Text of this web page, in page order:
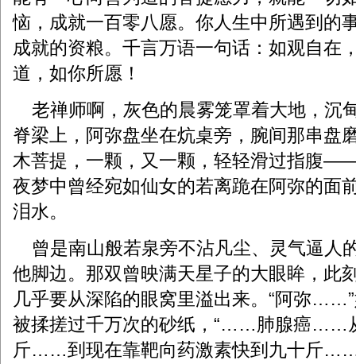
恼，成就一百零八愿。你人生中所遇到的
成就的资粮。千言万语一句话：如观自在
道，如你所愿！
老禅师啊，灰色的晨雾笼罩着大地，沉
脊梁上，阿弥盘坐在炕桌旁，腕间那串盘
木菩提，一颗，又一颗，轻轻滑过指腹
夜梦中曾经宛如仙女的若离跪在阿弥的面
泪水。
曾是南山般若泉旁不沾凡尘、灵气逼人
他脚边。那双曾映满天星子的大眼眸，此
几乎要从深陷的眼窝里溢出来。“阿弥
被揉搓过千万次的砂纸，“……肺腺癌……
斤……到现在靠靶向药激素快到九十斤